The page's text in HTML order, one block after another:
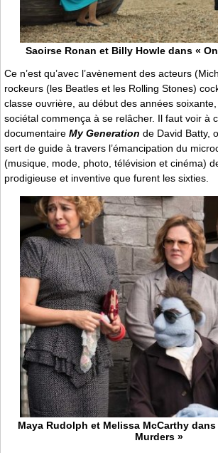
Saoirse Ronan et Billy Howle dans «
Ce n’est qu’avec l’avènement des acteurs
rockeurs (les Beatles et les Rolling Stones)
classe ouvrière, au début des années
sociétal commença à se relâcher. Il faut voir à
documentaire My Generation de David Batty,
sert de guide à travers l’émancipation du
(musique, mode, photo, télévision et cinéma)
prodigieuse et inventive que furent les sixties.
Maya Rudolph et Melissa McCarthy
Murders »